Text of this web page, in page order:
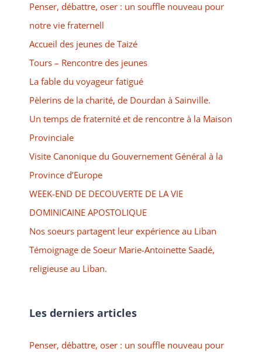
Penser, débattre, oser : un souffle nouveau pour
notre vie fraternell
Accueil des jeunes de Taizé
Tours – Rencontre des jeunes
La fable du voyageur fatigué
Pèlerins de la charité, de Dourdan à Sainville.
Un temps de fraternité et de rencontre à la Maison
Provinciale
Visite Canonique du Gouvernement Général à la
Province d’Europe
WEEK-END DE DECOUVERTE DE LA VIE
DOMINICAINE APOSTOLIQUE
Nos soeurs partagent leur expérience au Liban
Témoignage de Soeur Marie-Antoinette Saadé,
religieuse au Liban.
Les derniers articles
Penser, débattre, oser : un souffle nouveau pour